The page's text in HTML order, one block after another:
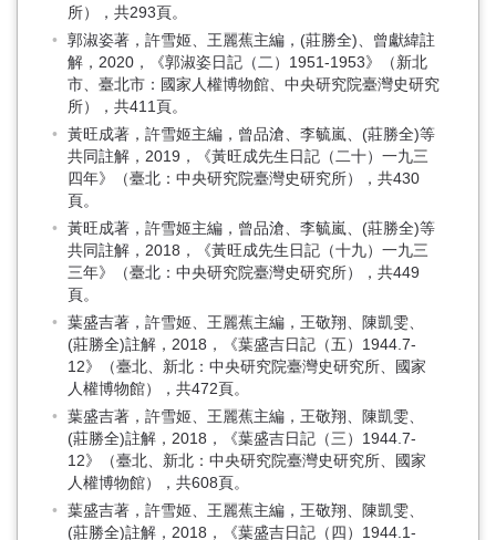
所），共293頁。
郭淑姿著，許雪姬、王麗蕉主編，(莊勝全)、曾獻緯註
解，2020，《郭淑姿日記（二）1951-1953》（新北
市、臺北市：國家人權博物館、中央研究院臺灣史研究
所），共411頁。
黃旺成著，許雪姬主編，曾品滄、李毓嵐、(莊勝全)等
共同註解，2019，《黃旺成先生日記（二十）一九三
四年》（臺北：中央研究院臺灣史研究所），共430
頁。
黃旺成著，許雪姬主編，曾品滄、李毓嵐、(莊勝全)等
共同註解，2018，《黃旺成先生日記（十九）一九三
三年》（臺北：中央研究院臺灣史研究所），共449
頁。
葉盛吉著，許雪姬、王麗蕉主編，王敬翔、陳凱雯、
(莊勝全)註解，2018，《葉盛吉日記（五）1944.7-
12》（臺北、新北：中央研究院臺灣史研究所、國家
人權博物館），共472頁。
葉盛吉著，許雪姬、王麗蕉主編，王敬翔、陳凱雯、
(莊勝全)註解，2018，《葉盛吉日記（三）1944.7-
12》（臺北、新北：中央研究院臺灣史研究所、國家
人權博物館），共608頁。
葉盛吉著，許雪姬、王麗蕉主編，王敬翔、陳凱雯、
(莊勝全)註解，2018，《葉盛吉日記（四）1944.1-